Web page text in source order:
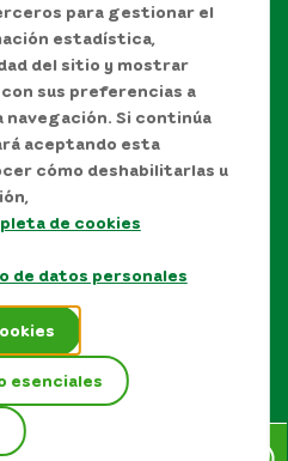
para gestionar el
estadística,
del sitio y mostrar
sus preferencias a
navegación. Si continúa
aceptando esta
cómo deshabilitarlas u
de cookies
de datos personales
esenciales
Autor y/o autorización de
datos personales
del sitio
reservados 2026